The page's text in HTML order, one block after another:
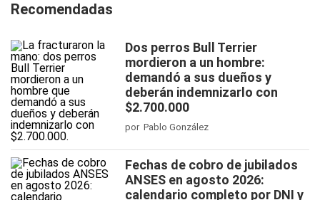
Recomendadas
Dos perros Bull Terrier
mordieron a un hombre:
demandó a sus dueños y
deberán indemnizarlo con
$2.700.000
por Pablo González
Fechas de cobro de jubilados
ANSES en agosto 2026:
calendario completo por DNI y